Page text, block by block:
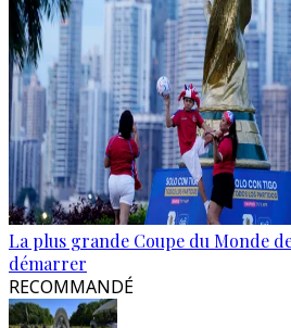
La plus grande Coupe du Monde
démarrer
RECOMMANDÉ